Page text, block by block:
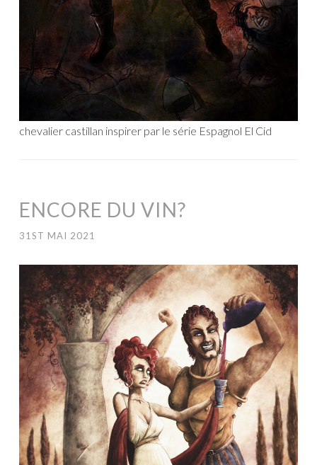
chevalier castillan inspirer par le série Espagnol El Cid
ENCORE DU VIN?
31ST MAI 2021